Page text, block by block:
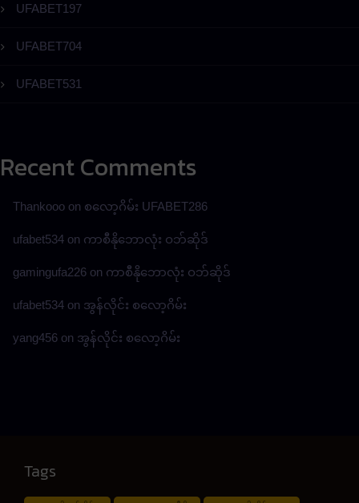
UFABET197
UFABET704
UFABET531
Recent Comments
Thankooo on စလော့ဂိမ်း UFABET286
ufabet534 on ကာစီနိုဘောလုံး ဝဘ်ဆိုဒ်
gamingufa226 on ကာစီနိုဘောလုံး ဝဘ်ဆိုဒ်
ufabet534 on အွန်လိုင်း စလော့ဂိမ်း
yang456 on အွန်လိုင်း စလော့ဂိမ်း
Tags